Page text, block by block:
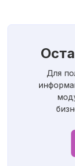
Для